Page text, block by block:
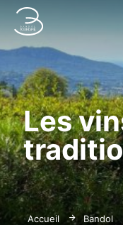
Bandol Tourisme
Les
Accueil Bandol